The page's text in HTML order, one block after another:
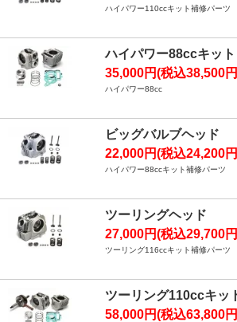
ハイパワー110ccキット補修パーツ
ハイパワー88ccキット
35,000円(税込38,500
ハイパワー88cc
ビッグバルブヘッド
22,000円(税込24,200
ハイパワー88ccキット補修パーツ
ツーリングヘッド
27,000円(税込29,700
ツーリング116ccキット補修パーツ
ツーリング110ccキッ
58,000円(税込63,800